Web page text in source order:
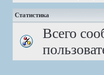
Статистика
Всего